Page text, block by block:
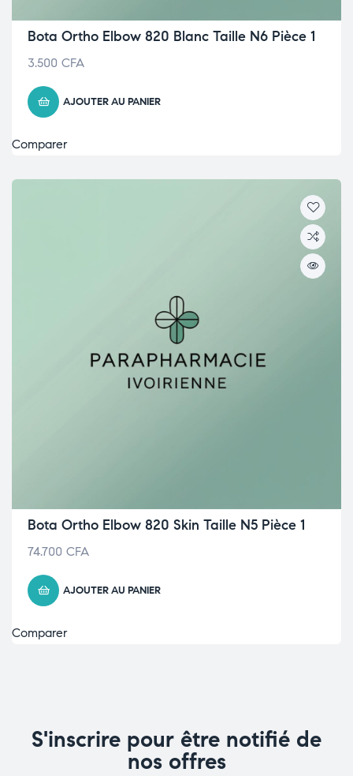
Bota Ortho Elbow 820 Blanc Taille N6 Pièce 1
3.500 CFA
AJOUTER AU PANIER
Comparer
Bota Ortho Elbow 820 Skin Taille N5 Pièce 1
74.700 CFA
AJOUTER AU PANIER
Comparer
S'inscrire pour être notifié de
nos offres